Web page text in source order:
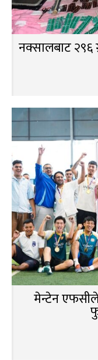
नक्सालबाट २९६
मेन्टेन